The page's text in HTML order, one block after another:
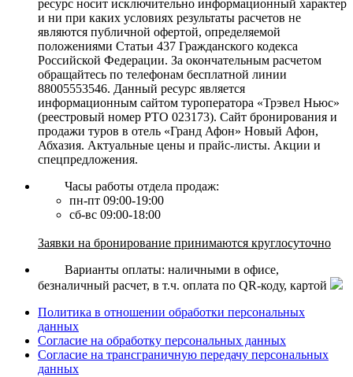
ресурс носит исключительно информационный характер
и ни при каких условиях результаты расчетов не
являются публичной офертой, определяемой
положениями Статьи 437 Гражданского кодекса
Российской Федерации. За окончательным расчетом
обращайтесь по телефонам бесплатной линии
88005553546. Данный ресурс является
информационным сайтом туроператора «Трэвел Ньюс»
(реестровый номер РТО 023173). Сайт бронирования и
продажи туров в отель «Гранд Афон» Новый Афон,
Абхазия. Актуальные цены и прайс-листы. Акции и
спецпредложения.
Часы работы отдела продаж:
пн-пт 09:00-19:00
сб-вс 09:00-18:00
Заявки на бронирование принимаются круглосуточно
Варианты оплаты: наличными в офисе,
безналичный расчет, в т.ч. оплата по QR-коду, картой
Политика в отношении обработки персональных
данных
Согласие на обработку персональных данных
Согласие на трансграничную передачу персональных
данных